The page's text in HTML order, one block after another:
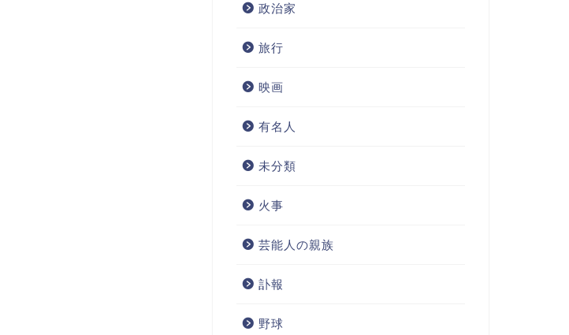
政治家
旅行
映画
有名人
未分類
火事
芸能人の親族
訃報
野球